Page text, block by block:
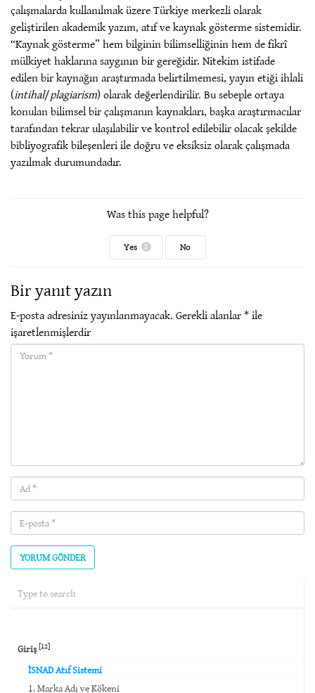
çalışmalarda kullanılmak üzere Türkiye merkezli olarak
geliştirilen akademik yazım, atıf ve kaynak gösterme sistemidir.
“Kaynak gösterme” hem bilginin bilimselliğinin hem de fikrî
mülkiyet haklarına saygının bir gereğidir. Nitekim istifade
edilen bir kaynağın araştırmada belirtilmemesi, yayın etiği ihlali
(intihal/plagiarism) olarak değerlendirilir. Bu sebeple ortaya
konulan bilimsel bir çalışmanın kaynakları, başka araştırmacılar
tarafından tekrar ulaşılabilir ve kontrol edilebilir olacak şekilde
bibliyografik bileşenleri ile doğru ve eksiksiz olarak çalışmada
yazılmak durumundadır.
Was this page helpful?
Yes 2 No
Bir yanıt yazın
E-posta adresiniz yayınlanmayacak. Gerekli alanlar*ile
işaretlenmişlerdir
Yorum(required)
Ad
(required)
E-
posta
(required)
Giriş[12]
İSNAD Atıf Sistemi
1. Marka Adı ve Kökeni